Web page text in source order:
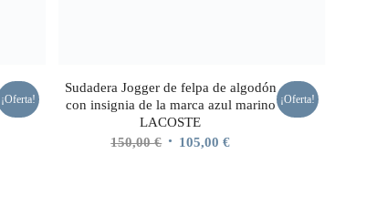
¡Oferta!
Sudadera Jogger de felpa de algodón
con insignia de la marca azul marino
LACOSTE
150,00€ El 105,00€El
¡Oferta!